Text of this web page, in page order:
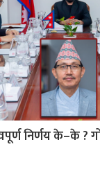
निर्णय के–के ?